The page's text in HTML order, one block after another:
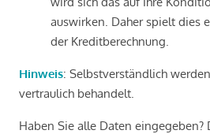
auswirken. Daher spielt dies
der Kreditberechnung.
Hinweis: Selbstverständlich
vertraulich behandelt.
Haben Sie alle Daten eingegeben?